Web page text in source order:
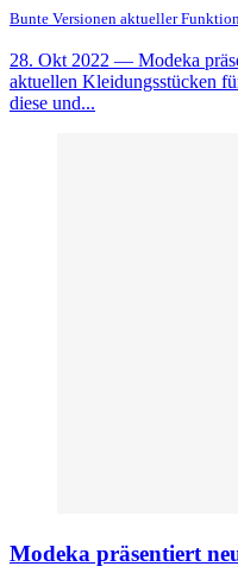
Bunte Versionen aktueller
28. Okt 2022 — Modeka
aktuellen Kleidungsstücken
diese und...
Modeka präsentiert